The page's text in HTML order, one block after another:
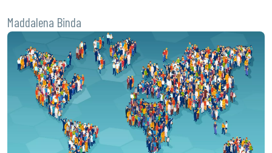
Maddalena Binda